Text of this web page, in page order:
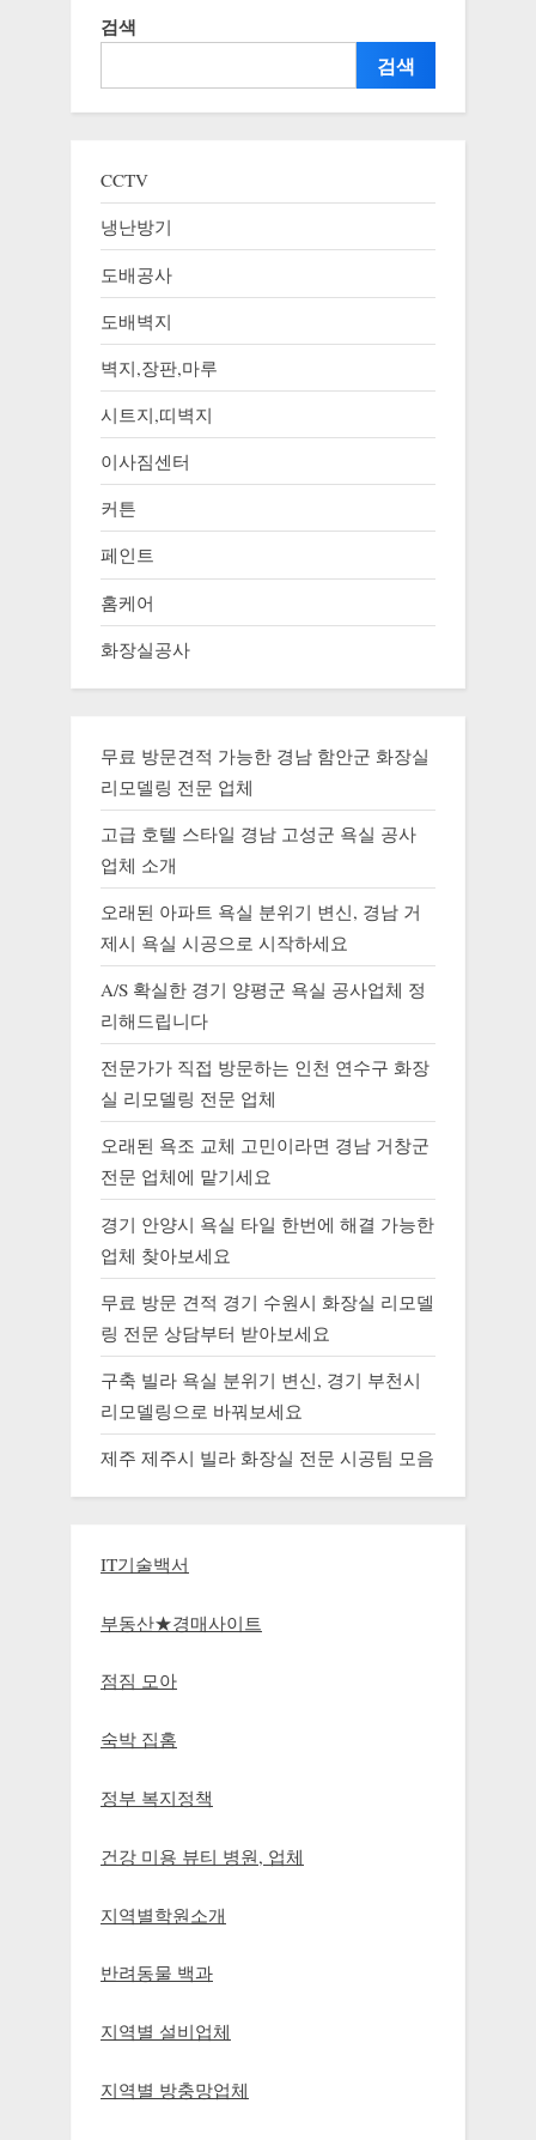
검색
검색
CCTV
냉난방기
도배공사
도배벽지
벽지,장판,마루
시트지,띠벽지
이사짐센터
커튼
페인트
홈케어
화장실공사
무료 방문견적 가능한 경남 함안군 화장실
리모델링 전문 업체
고급 호텔 스타일 경남 고성군 욕실 공사
업체 소개
오래된 아파트 욕실 분위기 변신, 경남 거
제시 욕실 시공으로 시작하세요
A/S 확실한 경기 양평군 욕실 공사업체 정
리해드립니다
전문가가 직접 방문하는 인천 연수구 화장
실 리모델링 전문 업체
오래된 욕조 교체 고민이라면 경남 거창군
전문 업체에 맡기세요
경기 안양시 욕실 타일 한번에 해결 가능한
업체 찾아보세요
무료 방문 견적 경기 수원시 화장실 리모델
링 전문 상담부터 받아보세요
구축 빌라 욕실 분위기 변신, 경기 부천시
리모델링으로 바꿔보세요
제주 제주시 빌라 화장실 전문 시공팀 모음
IT기술백서
부동산★경매사이트
점짐 모아
숙박 집홈
정부 복지정책
건강 미용 뷰티 병원, 업체
지역별학원소개
반려동물 백과
지역별 설비업체
지역별 방충망업체